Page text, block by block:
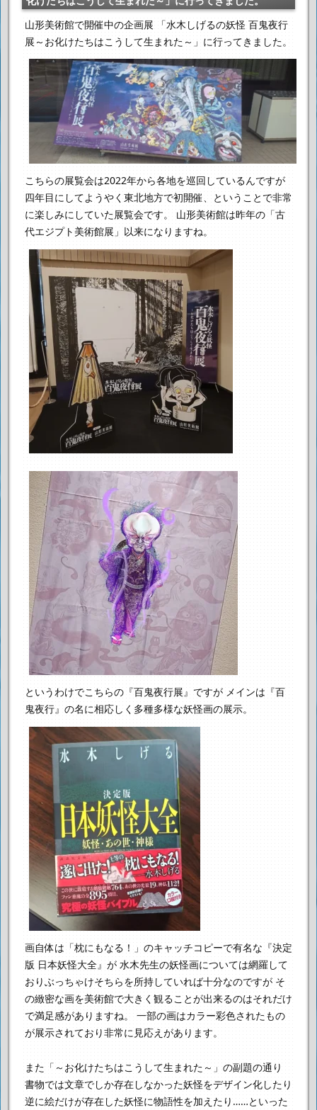
山形美術館で開催中の企画展 「水木しげるの妖怪 百鬼夜行
展～お化けたちはこうして生まれた～」に行ってきました。
こちらの展覧会は2022年から各地を巡回しているんですが
四年目にしてようやく東北地方で初開催、ということで非常
に楽しみにしていた展覧会です。
山形美術館は昨年の「古
代エジプト美術館展」以来になりますね。
というわけでこちらの『百鬼夜行展』ですが メインは『百
鬼夜行』の名に相応しく多種多様な妖怪画の展示。
画自体は「枕にもなる！」のキャッチコピーで有名な『決定
版 日本妖怪大全』が 水木先生の妖怪画については網羅して
おりぶっちゃけそちらを所持していれば十分なのですが そ
の緻密な画を美術館で大きく観ることが出来るのはそれだけ
で満足感がありますね。
一部の画はカラー彩色されたもの
が展示されており非常に見応えがあります。
また「～お化けたちはこうして生まれた～」の副題の通り
書物では文章でしか存在しなかった妖怪をデザイン化したり
逆に絵だけが存在した妖怪に物語性を加えたり……といった